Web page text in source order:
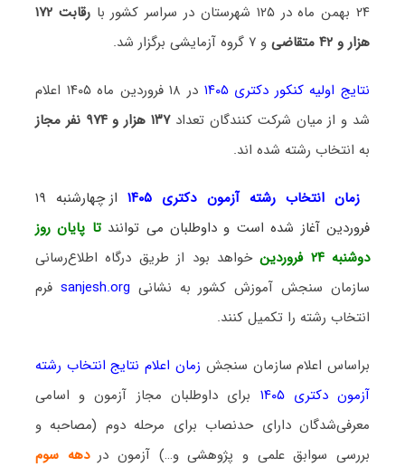
۲۴ بهمن ماه در ۱۲۵ شهرستان در سراسر کشور با
رقابت ۱۷۲
هزار و ۴۲ متقاضی
و ۷ گروه آزمایشی برگزار شد.
نتایج اولیه کنکور دکتری ۱۴۰۵
در ۱۸ فروردین ماه ۱۴۰۵ اعلام
شد و از میان شرکت کنندگان تعداد ۱۳۷ هزار و ۹۷۴ نفر مجاز
به انتخاب رشته شده اند.
زمان انتخاب رشته آزمون دکتری ۱۴۰۵
از چهارشنبه ۱۹
فروردین آغاز شده است و داوطلبان می توانندتا پایان روز
دوشنبه ۲۴
فروردینخواهد بود از طریق درگاه اطلاع‌رسانی
سازمان سنجش آموزش کشور به نشانی sanjesh.org فرم
انتخاب رشته را تکمیل کنند.
براساس اعلام سازمان سنجش زمان اعلام نتایج انتخاب رشته
آزمون دکتری ۱۴۰۵
برای داوطلبان مجاز آزمون و اسامی
معرفی‌شدگان دارای حدنصاب برای مرحله دوم (مصاحبه و
بررسی سوابق علمی و پژوهشی و…) آزمون دردهه سوم